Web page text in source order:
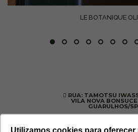
LE BOTANIQUE
RUA: TAMOTSU
VILA NOVA
GUARULHOS/SP